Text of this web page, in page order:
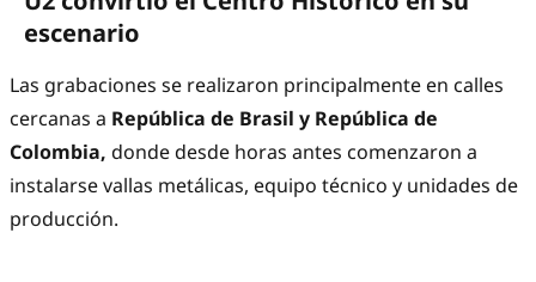
escenario
Las grabaciones se realizaron principalmente en calles
cercanas a República de Brasil y República de
Colombia, donde desde horas antes comenzaron a
instalarse vallas metálicas, equipo técnico y unidades de
producción.